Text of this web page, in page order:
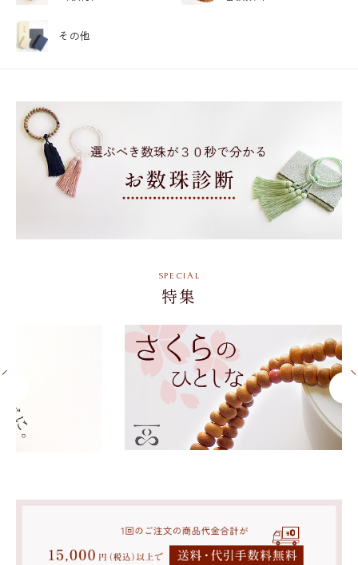
その他
特集